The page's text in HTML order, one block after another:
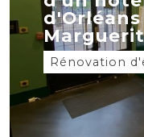
Rénovation